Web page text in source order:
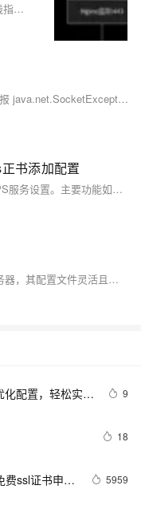
Nginx SSL/TLS协议栈中配置深度解析与实践指南-优雅草卓伊凡
最近遇到了android 在慢网络下面请求服务器报 java.net.SocketException: recvfrom failed: ECONNRESET (Connection reset by peer) java.
书添加配置
这是一份Nginx配置文件，包含HTTP与HTTPS服务设置。主要功能如下：1) 将HTTP（80端口）请求重定向至HTTPS（443端口），增强安全性；2) 配置SSL证书，支持TLSv1.1至TLSv1.3协议；3) 使用uWSGI与后端应用通信（如Django）；4) 静态文件托管路径设为`/root/code/static/`；5) 定制错误页面（404、50x）。适用于Web应用部署场景。
Nginx 是一款高性能的 HTTP 和反向代理服务器，其配置文件灵活且功能强大。本文介绍了 Nginx 配置的基础结构和常用指令，包括全局块、Events 块、HTTP 块及 Server 块的配置方法，以及静态资源服务、反向代理、负载均衡、HTTPS 和 URL 重写等功能实现。此外，还提供了常用的 Nginx 命令操作，如启动、停止、重载配置和日志管理等，帮助用户高效管理和优化服务器性能。
配置，轻松实现
9
18
费ssl证书申
5959